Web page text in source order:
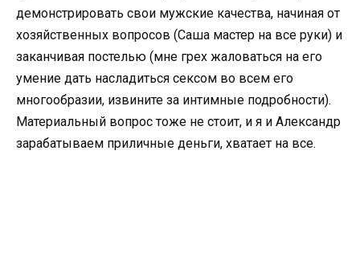
демонстрировать свои мужские качества, начиная от
хозяйственных вопросов (Саша мастер на все руки) и
заканчивая постелью (мне грех жаловаться на его
умение дать насладиться сексом во всем его
многообразии, извините за интимные подробности).
Материальный вопрос тоже не стоит, и я и Александр
зарабатываем приличные деньги, хватает на все.